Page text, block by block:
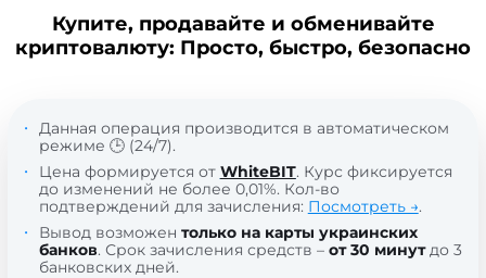
Купите, продавайте и обменивайте
криптовалюту: Просто, быстро, безопасно
Данная операция производится в автоматическом
режиме 🕒 (24/7).
Цена формируется от WhiteBIT. Курс фиксируется
до изменений не более 0,01%. Кол-во
подтверждений для зачисления: Посмотреть →.
Вывод возможен только на карты украинских
банков. Срок зачисления средств – от 30 минутдо 3
банковских дней.